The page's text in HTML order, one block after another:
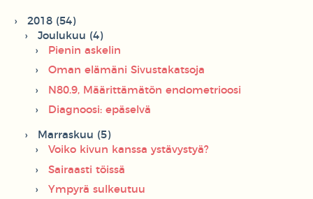
2018 (54)
Joulukuu (4)
Pienin askelin
Oman elämäni Sivustakatsoja
N80.9, Määrittämätön endometrioosi
Diagnoosi: epäselvä
Marraskuu (5)
Voiko kivun kanssa ystävystyä?
Sairaasti töissä
Ympyrä sulkeutuu